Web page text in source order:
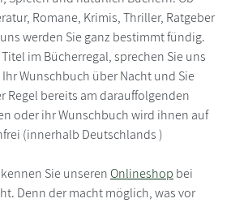
Romane, Krimis, Thriller, Ratgeber
werden Sie ganz bestimmt fündig.
im Bücherregal, sprechen Sie uns
Wunschbuch über Nacht und Sie
Regel bereits am darauffolgenden
oder ihr Wunschbuch wird ihnen auf
(innerhalb Deutschlands )
Sie unserenOnlineshop bei
Denn der macht möglich, was vor